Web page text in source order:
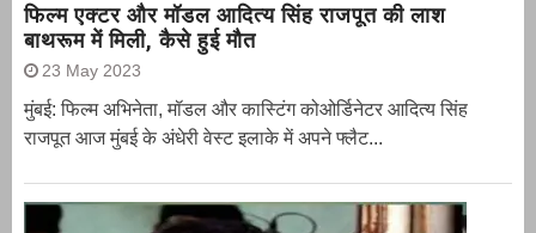
फिल्म एक्टर और मॉडल आदित्य सिंह राजपूत की लाश
बाथरूम में मिली, कैसे हुई मौत
23 May 2023
मुंबई: फिल्म अभिनेता, मॉडल और कास्टिंग कोओर्डिनेटर आदित्य सिंह
राजपूत आज मुंबई के अंधेरी वेस्ट इलाके में अपने फ्लैट...